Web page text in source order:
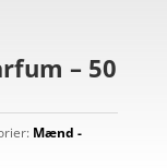
– 50
Mænd -